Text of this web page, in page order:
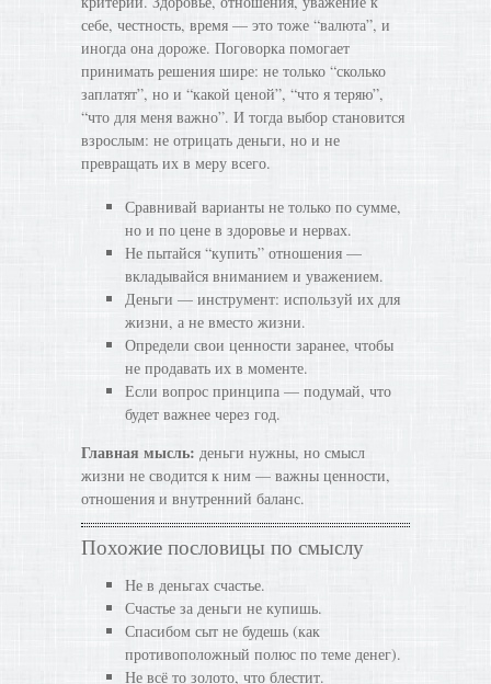
себе, честность, время — это тоже “валюта”, и
иногда она дороже. Поговорка помогает
принимать решения шире: не только “сколько
заплатят”, но и “какой ценой”, “что я теряю”,
“что для меня важно”. И тогда выбор становится
взрослым: не отрицать деньги, но и не
превращать их в меру всего.
Сравнивай варианты не только по сумме,
но и по цене в здоровье и нервах.
Не пытайся “купить” отношения —
вкладывайся вниманием и уважением.
Деньги — инструмент: используй их для
жизни, а не вместо жизни.
Определи свои ценности заранее, чтобы
не продавать их в моменте.
Если вопрос принципа — подумай, что
будет важнее через год.
Главная мысль: деньги нужны, но смысл
жизни не сводится к ним — важны ценности,
отношения и внутренний баланс.
Похожие пословицы по смыслу
Не в деньгах счастье.
Счастье за деньги не купишь.
Спасибом сыт не будешь (как
противоположный полюс по теме денег).
Не всё то золото, что блестит.